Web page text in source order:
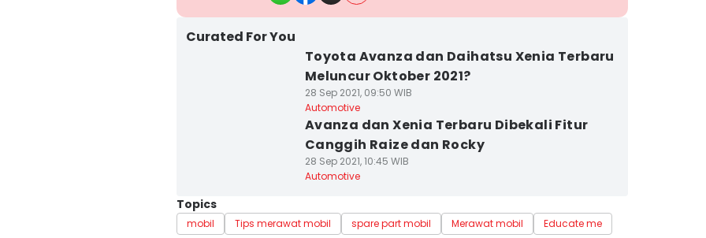
Curated For You
Toyota Avanza dan Daihatsu Xenia Terbaru
Meluncur Oktober 2021?
28 Sep 2021, 09:50 WIB
Automotive
Avanza dan Xenia Terbaru Dibekali Fitur
Canggih Raize dan Rocky
28 Sep 2021, 10:45 WIB
Automotive
Topics
mobil Tips merawat mobil spare part mobil Merawat mobil Educate me